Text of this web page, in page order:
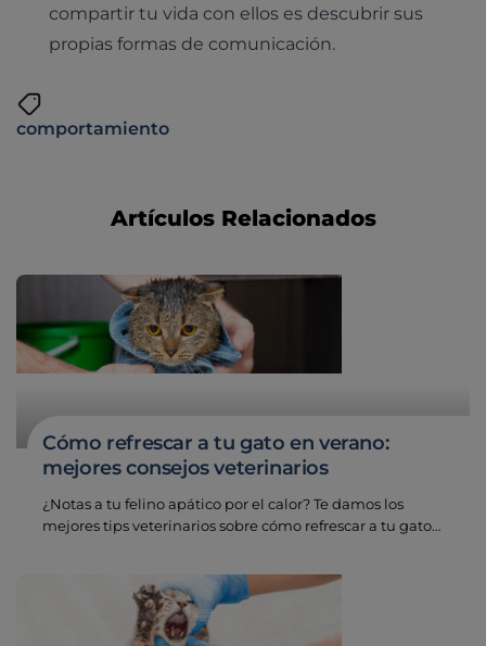
Revisión general y/o geriátrica
Medicina felina
Animales Exóticos
Todas las especialidades
compartir tu vida con ellos es descubrir sus
propias formas de comunicación.
comportamiento
Artículos Relacionados
Cómo refrescar a tu gato en verano:
mejores consejos veterinarios
¿Notas a tu felino apático por el calor? Te damos los
mejores tips veterinarios sobre cómo refrescar a tu gato…